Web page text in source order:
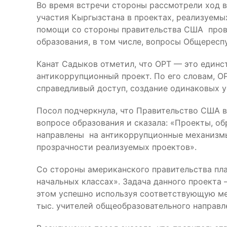
Во время встречи стороны рассмотрели ход
участия Кыргызстана в проектах,
помощи со стороны правительства США
образования, в том числе, вопросы
Канат Садыков отметил, что ОРТ — это
антикоррупционный проект. По его словам,
справедливый доступ, создание одинаковых
Посол подчеркнула, что Правительство США
вопросе образования и сказала: «Проекты,
направлены на антикоррупционные
прозрачности реализуемых проектов».
Со стороны американского правительства
начальных классах». Задача данного
этом успешно используя соответствующую
тыс. учителей общеобразовательного